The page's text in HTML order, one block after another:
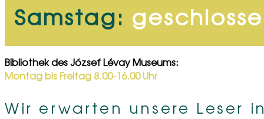
Samstag:
Bibliothek des József Lévay Museums:
Montag bis Freitag 8.00-16.00 Uhr
Wir erwarten unsere Leser